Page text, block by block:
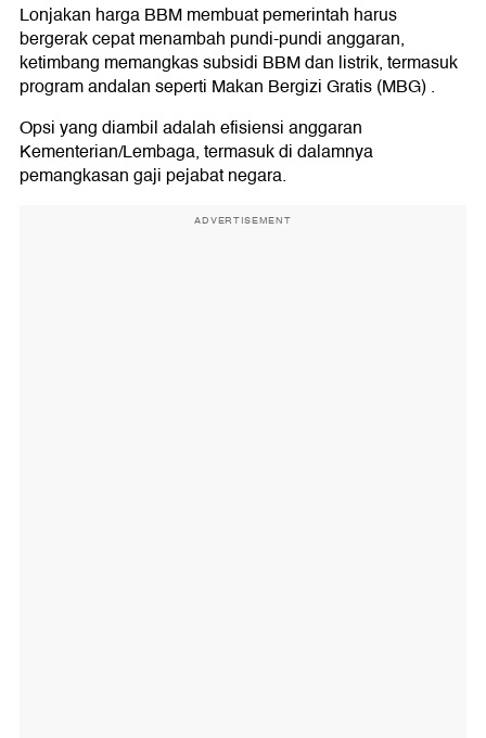
Lonjakan harga BBM membuat pemerintah harus
bergerak cepat menambah pundi-pundi anggaran,
ketimbang memangkas subsidi BBM dan listrik, termasuk
program andalan seperti Makan Bergizi Gratis (MBG) .
Opsi yang diambil adalah efisiensi anggaran
Kementerian/Lembaga, termasuk di dalamnya
pemangkasan gaji pejabat negara.
ADVERTISEMENT